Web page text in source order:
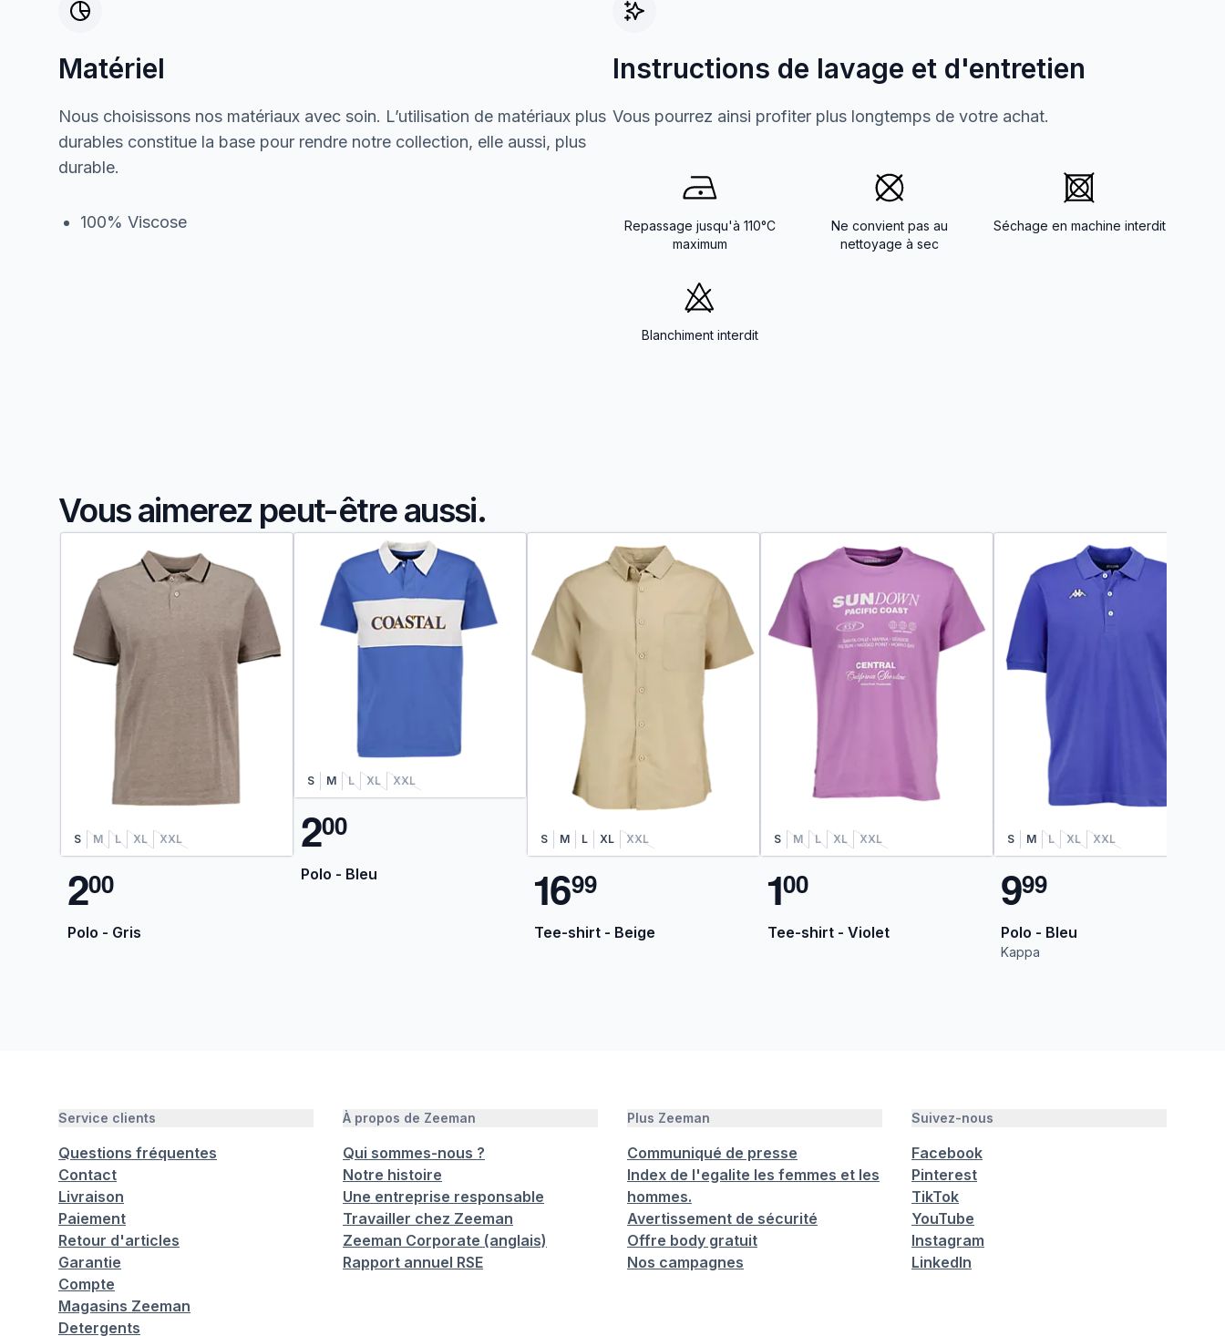
Matériel
Nous choisissons nos matériaux avec soin. L’utilisation de matériaux plus
durables constitue la base pour rendre notre collection, elle aussi, plus
durable.
100% Viscose
Instructions de lavage et d'entretien
Vous pourrez ainsi profiter plus longtemps de votre achat.
Repassage jusqu'à 110°C
maximum
Ne convient pas au
nettoyage à sec
Séchage en machine interdit
Blanchiment interdit
Vous aimerez peut-être aussi.
S M L XL XXL
200
Polo - Gris
S M L XL XXL
200
Polo - Bleu
S M L XL XXL
1699
Tee-shirt - Beige
S M L XL XXL
100
Tee-shirt - Violet
S M L XL XXL
999
Polo - Bleu
Kappa
Service clients
Questions fréquentes
Contact
Livraison
Paiement
Retour d'articles
Garantie
Compte
Magasins Zeeman
Detergents
À propos de Zeeman
Qui sommes-nous ?
Notre histoire
Une entreprise responsable
Travailler chez Zeeman
Zeeman Corporate (anglais)
Rapport annuel RSE
Plus Zeeman
Communiqué de presse
Index de l'egalite les femmes et les
hommes.
Avertissement de sécurité
Offre body gratuit
Nos campagnes
Suivez-nous
Facebook
Pinterest
TikTok
YouTube
Instagram
LinkedIn